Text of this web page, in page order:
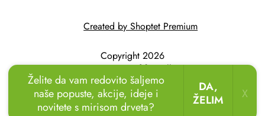
Uživajte u odmoru u vrtu!Drvene ležaljke
sada uz popust
Created by Shoptet Premium
Copyright 2026
AtmoWood.hr. All
rights reserved.
Želite da vam redovito šaljemo
naše popuste, akcije, ideje i
novitete s mirisom drveta?
DA,
ŽELIM
X